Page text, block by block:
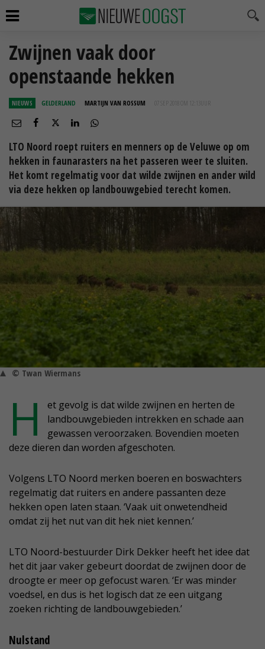
Zwijnen vaak door
openstaande hekken
NIEUWS GELDERLAND MARTIJN VAN ROSSUM 07 SEP 2018 OM 12:13
LTO Noord roept ruiters en menners op de Veluwe op om
hekken in faunarasters na het passeren weer te sluiten.
Het komt regelmatig voor dat wilde zwijnen en ander wild
via deze hekken op landbouwgebied terecht komen.
© Twan Wiermans
H
et gevolg is dat wilde zwijnen en herten de
landbouwgebieden intrekken en schade aan
gewassen veroorzaken. Bovendien moeten
deze dieren dan worden afgeschoten.
Volgens LTO Noord merken boeren en boswachters
regelmatig dat ruiters en andere passanten deze
hekken open laten staan. ‘Vaak uit onwetendheid
omdat zij het nut van dit hek niet kennen.’
LTO Noord-bestuurder Dirk Dekker heeft het idee dat
het dit jaar vaker gebeurt doordat de zwijnen door de
droogte er meer op gefocust waren. ‘Er was minder
voedsel, en dus is het logisch dat ze een uitgang
zoeken richting de landbouwgebieden.’
Nulstand